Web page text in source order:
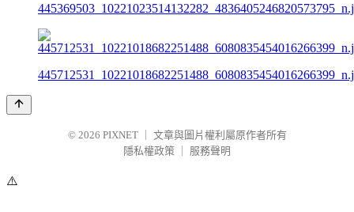
© 2026 PIXNET
文章與圖片權利屬原作者所有
隱私權政策
服務聲明
⚠️